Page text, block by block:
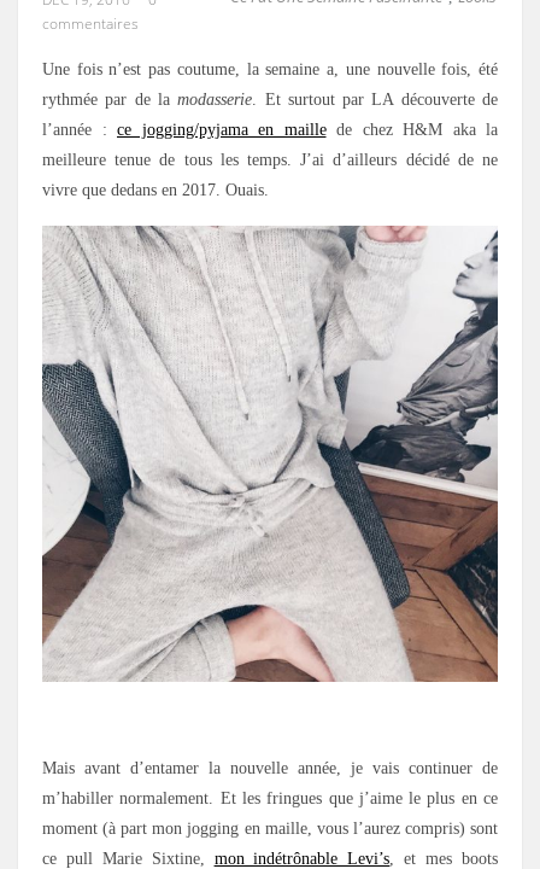
commentaires
Une fois n’est pas coutume, la semaine a, une nouvelle fois, été
rythmée par de lamodasserie . Et surtout par LA découverte de
l’année : ce jogging/pyjama en maillede chez H&M aka la
meilleure tenue de tous les temps. J’ai d’ailleurs décidé de ne
vivre que dedans en 2017. Ouais.
Mais avant d’entamer la nouvelle année, je vais continuer de
m’habiller normalement. Et les fringues que j’aime le plus en ce
moment (à part mon jogging en maille, vous l’aurez compris) sont
ce pull Marie Sixtine, mon indétrônable Levi’s , et mes boots